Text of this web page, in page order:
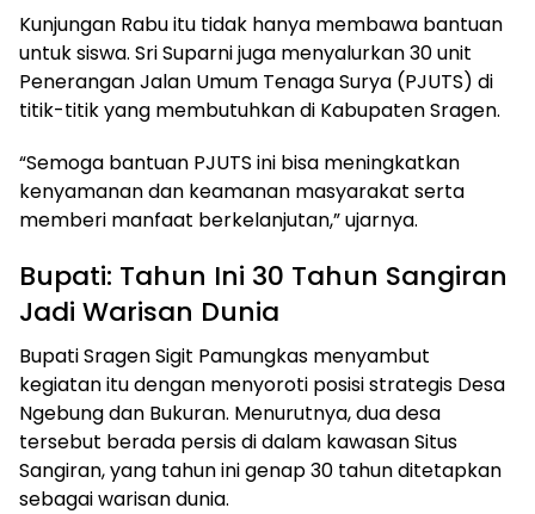
Kunjungan Rabu itu tidak hanya membawa bantuan
untuk siswa. Sri Suparni juga menyalurkan 30 unit
Penerangan Jalan Umum Tenaga Surya (PJUTS) di
titik-titik yang membutuhkan di Kabupaten Sragen.
“Semoga bantuan PJUTS ini bisa meningkatkan
kenyamanan dan keamanan masyarakat serta
memberi manfaat berkelanjutan,” ujarnya.
Bupati: Tahun Ini 30 Tahun Sangiran
Jadi Warisan Dunia
Bupati Sragen Sigit Pamungkas menyambut
kegiatan itu dengan menyoroti posisi strategis Desa
Ngebung dan Bukuran. Menurutnya, dua desa
tersebut berada persis di dalam kawasan Situs
Sangiran, yang tahun ini genap 30 tahun ditetapkan
sebagai warisan dunia.